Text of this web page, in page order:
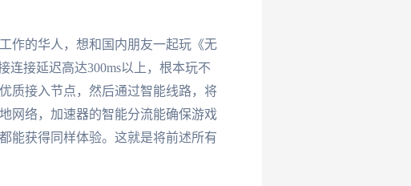
作的华人，想和国内朋友一起玩《无
连接延迟高达300ms以上，根本玩不
质接入节点，然后通过智能线路，将
网络，加速器的智能分流能确保游戏
能获得同样体验。这就是将前述所有